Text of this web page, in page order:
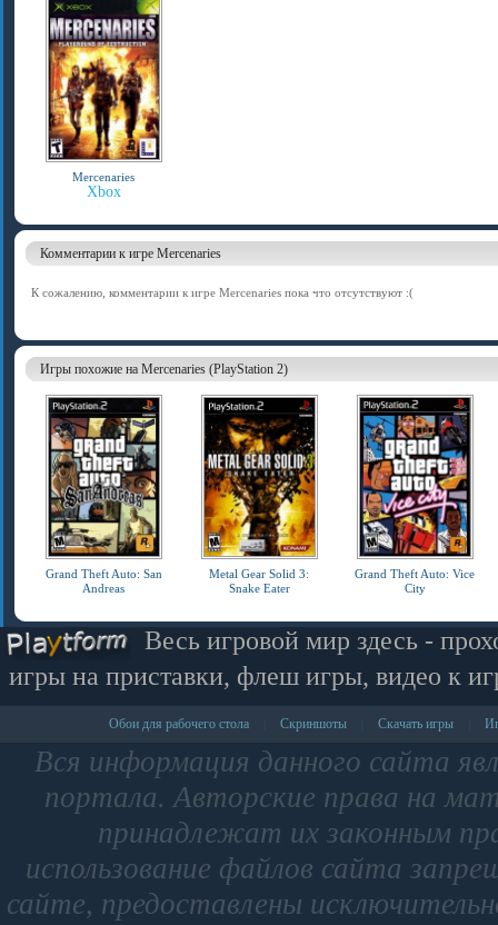
Mercenaries
Xbox
Комментарии к игре Mercenaries
К сожалению, комментарии к игре Mercenaries пока что отсутствуют :(
Игры похожие на Mercenaries (PlayStation 2)
Grand Theft Auto: San
Andreas
Metal Gear Solid 3:
Snake Eater
Grand Theft Auto: Vice
City
Весь игровой мир здесь -
игры на приставки, флеш игры, видео к
Обои для рабочего стола Скриншоты Скачать игры
Вся информация данного сайта
портала. Авторские права на
принадлежат их законным
использование файлов сайта
сайте, предоставлены